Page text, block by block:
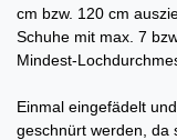
cm bzw. 120 cm
Schuhe mit max. 7
Mindest-
Einmal eingefädelt
geschnürt werden, da